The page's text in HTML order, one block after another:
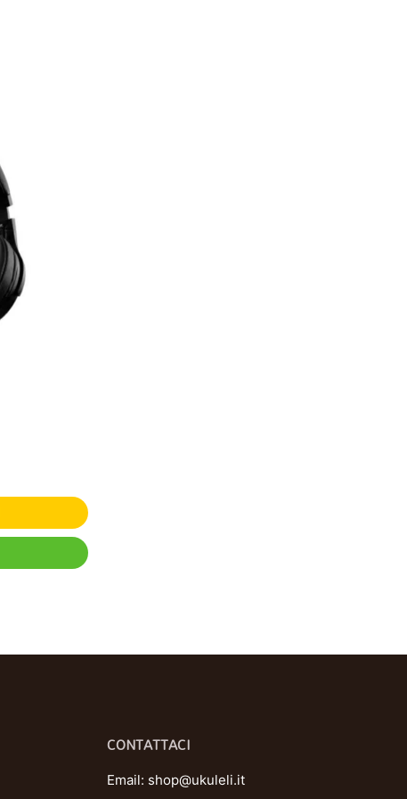
CONTATTACI
Email: shop@ukuleli.it